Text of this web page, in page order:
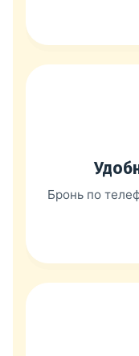
Бронь по